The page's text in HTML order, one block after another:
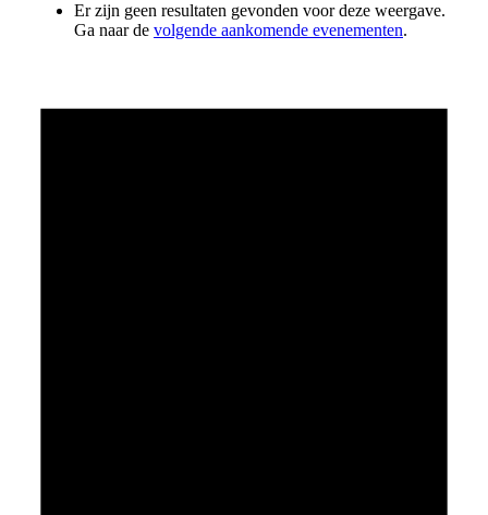
Er zijn geen resultaten gevonden voor deze weergave.
Ga naar de volgende aankomende evenementen.